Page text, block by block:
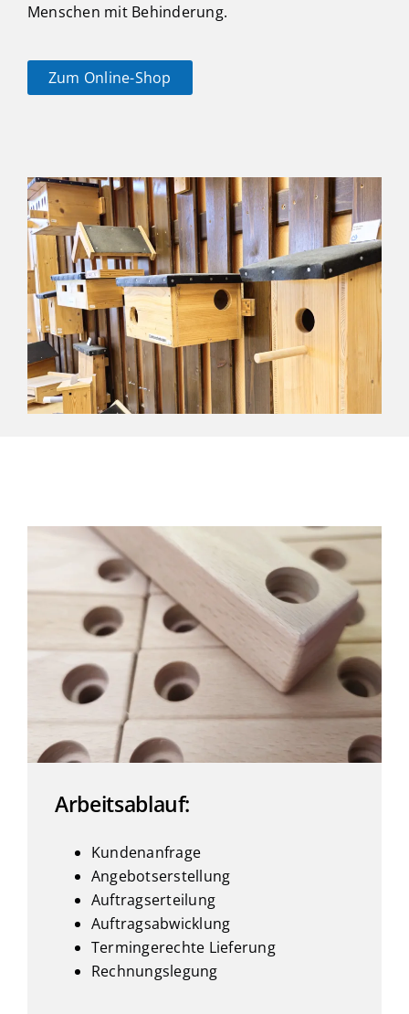
Menschen mit Behinderung.
Zum Online-Shop
Arbeitsablauf:
Kundenanfrage
Angebotserstellung
Auftragserteilung
Auftragsabwicklung
Termingerechte Lieferung
Rechnungslegung